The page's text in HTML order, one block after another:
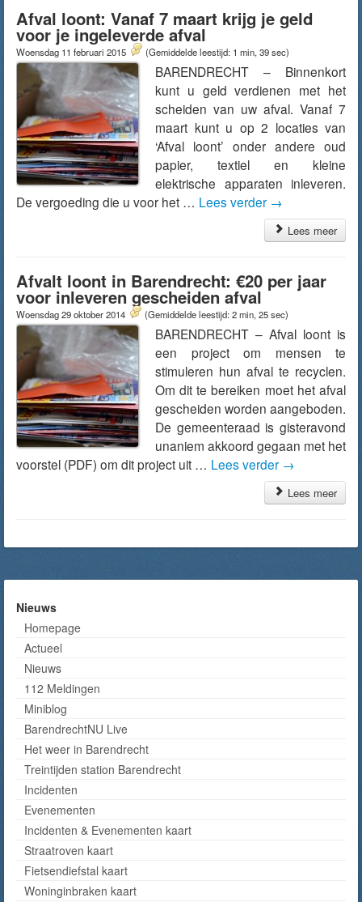
Afval loont: Vanaf 7 maart krijg je geld
voor je ingeleverde afval
Woensdag 11 februari 2015 (Gemiddelde leestijd: 1 min, 39 sec)
BARENDRECHT – Binnenkort
kunt u geld verdienen met het
scheiden van uw afval. Vanaf 7
maart kunt u op 2 locaties van
‘Afval loont’ onder andere oud
papier, textiel en kleine
elektrische apparaten inleveren.
De vergoeding die u voor het … Lees verder →
Lees meer
Afvalt loont in Barendrecht: €20 per jaar
voor inleveren gescheiden afval
Woensdag 29 oktober 2014 (Gemiddelde leestijd: 2 min, 25 sec)
BARENDRECHT – Afval loont is
een project om mensen te
stimuleren hun afval te recyclen.
Om dit te bereiken moet het afval
gescheiden worden aangeboden.
De gemeenteraad is gisteravond
unaniem akkoord gegaan met het
voorstel (PDF) om dit project uit … Lees verder →
Lees meer
Nieuws
Homepage
Actueel
Nieuws
112 Meldingen
Miniblog
BarendrechtNU Live
Het weer in Barendrecht
Treintijden station Barendrecht
Incidenten
Evenementen
Incidenten & Evenementen kaart
Straatroven kaart
Fietsendiefstal kaart
Woninginbraken kaart